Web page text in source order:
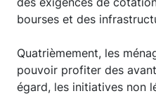
bourses et des
Quatrièmement, les
pouvoir profiter des
égard, les initiatives non